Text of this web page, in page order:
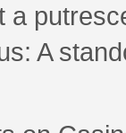
a
A